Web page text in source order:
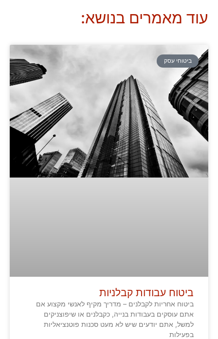
עוד מאמרים בנושא:
ביטוחי עסק
ביטוח עבודות קבלניות
ביטוח אחריות לקבלנים – מדריך מקיף לאנשי מקצוע אם
אתם עוסקים בעבודות בנייה, כקבלנים או שיפוצניקים
למשל, אתם יודעים שיש לא מעט סכנות פוטנציאליות
בפעילות